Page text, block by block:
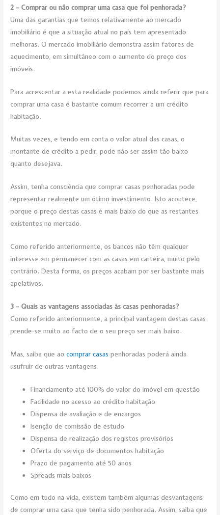
2 – Comprar ou não comprar uma casa que foi penhorada?
Uma das garantias que temos relativamente ao mercado
imobiliário é que a situação atual no país tem apresentado
melhoras. O mercado imobiliário demonstra assim fatores de
aquecimento, em simultâneo com o aumento do preço dos
imóveis.
Para acrescentar a esta realidade podemos ainda referir que para
comprar uma casa é bastante comum recorrer a um crédito
habitação.
Muitas vezes, e tendo em conta o valor atual das casas, o
montante de crédito a pedir, pode não ser assim tão baixo
quanto desejava.
Assim, tenha consciência que comprar casas penhoradas pode
representar realmente um ótimo investimento. Isto acontece,
porque o preço destas casas é mais baixo do que as restantes
existentes no mercado.
Como referido anteriormente, os bancos não têm qualquer
interesse em permanecer com as casas em carteira, muito pelo
contrário. Desta forma, os preços acabam por ser bastante mais
apelativos.
3 – Quais as vantagens associadas às casas penhoradas?
Como referido anteriormente, a principal vantagem destas casas
prende-se muito ao facto de o seu preço ser mais baixo.
Mas, saiba que aocomprar casas penhoradas poderá ainda
usufruir de outras vantagens:
Financiamento até 100% do valor do imóvel em questão
Facilidade no acesso ao crédito habitação
Dispensa de avaliação e de encargos
Isenção de comissão de estudo
Dispensa de realização dos registos provisórios
Oferta do serviço de documentos habitação
Prazo de pagamento até 50 anos
Spreads mais baixos
Como em tudo na vida, existem também algumas desvantagens
de comprar uma casa que tenha sido penhorada. Assim, saiba que